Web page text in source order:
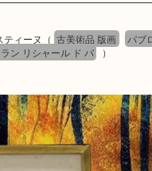
ピカソ ラ・セレ
スティーヌ（ 古美術品 版画
ーラン リシャール ド バ ）